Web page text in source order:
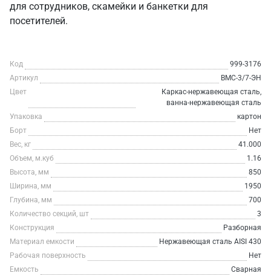
для сотрудников, скамейки и банкетки для
посетителей.
Код
999-3176
Артикул
ВМС-3/7-ЭН
Цвет
Каркас-нержавеющая сталь,
ванна-нержавеющая сталь
Упаковка
картон
Борт
Нет
Вес, кг
41.000
Объем, м.куб
1.16
Высота, мм
850
Ширина, мм
1950
Глубина, мм
700
Количество секций, шт
3
Конструкция
Разборная
Материал емкости
Нержавеющая сталь AISI 430
Рабочая поверхность
Нет
Емкость
Сварная